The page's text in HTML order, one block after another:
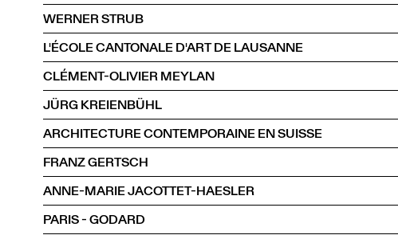
WERNER STRUB
L'ÉCOLE CANTONALE D'ART DE LAUSANNE
CLÉMENT-OLIVIER MEYLAN
JÜRG KREIENBÜHL
ARCHITECTURE CONTEMPORAINE EN SUISSE
FRANZ GERTSCH
ANNE-MARIE JACOTTET-HAESLER
PARIS - GODARD